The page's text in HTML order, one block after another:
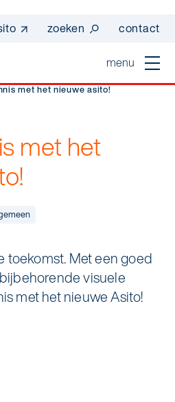
zoeken contact
menu
samen met one go
circulair in 2030 met
met het nieuwe asito!
met het
toekomst. Met een goed
visuele
met het nieuwe Asito!